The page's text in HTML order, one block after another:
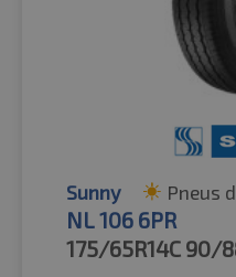
Sunny Pneus
NL 106 6PR
175/65R14C 90/